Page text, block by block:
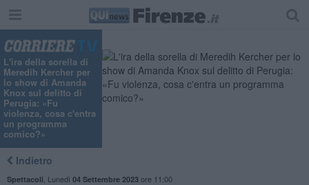
L'ira della sorella di
Meredih Kercher per
lo show di Amanda
Knox sul delitto di
Perugia: «Fu
violenza, cosa c'entra
un programma
comico?»
Indietro
Spettacoli Lunedì 04 Settembre 2023ore 11:00